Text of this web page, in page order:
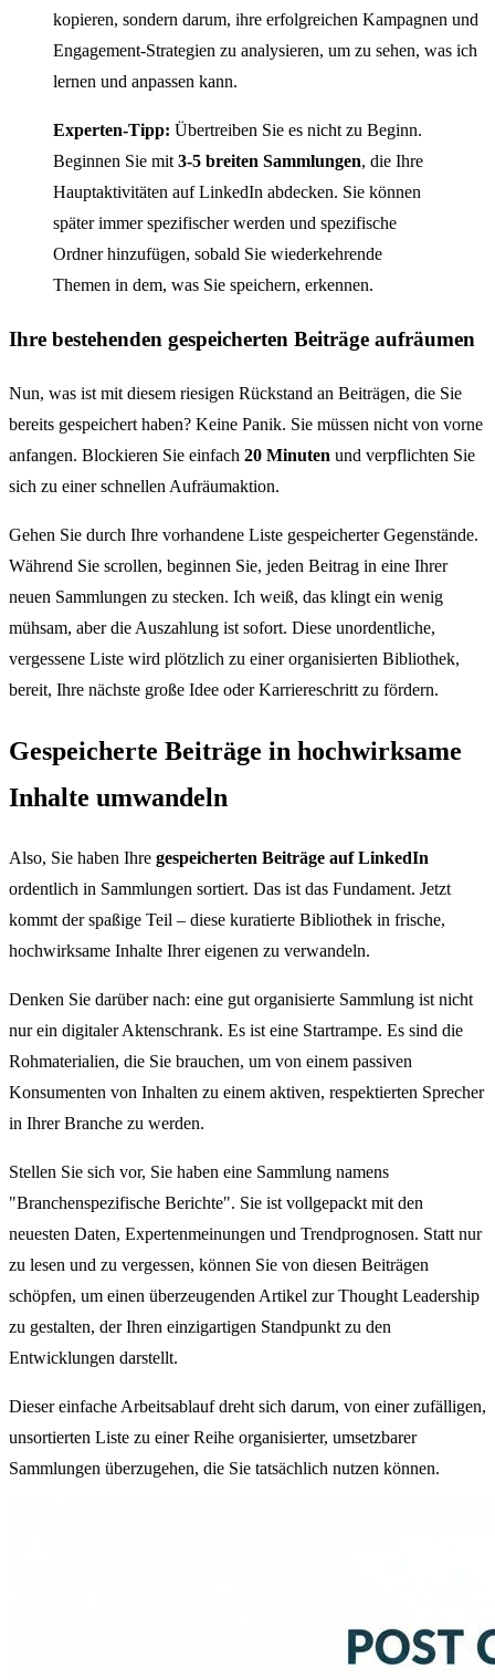
kopieren, sondern darum, ihre erfolgreichen Kampagnen und
Engagement-Strategien zu analysieren, um zu sehen, was ich
lernen und anpassen kann.
Experten-Tipp: Übertreiben Sie es nicht zu Beginn.
Beginnen Sie mit3-5 breiten Sammlungen, die Ihre
Hauptaktivitäten auf LinkedIn abdecken. Sie können
später immer spezifischer werden und spezifische
Ordner hinzufügen, sobald Sie wiederkehrende
Themen in dem, was Sie speichern, erkennen.
Ihre bestehenden gespeicherten Beiträge aufräumen
Nun, was ist mit diesem riesigen Rückstand an Beiträgen, die Sie
bereits gespeichert haben? Keine Panik. Sie müssen nicht von vorne
anfangen. Blockieren Sie einfach 20 Minuten und verpflichten Sie
sich zu einer schnellen Aufräumaktion.
Gehen Sie durch Ihre vorhandene Liste gespeicherter Gegenstände.
Während Sie scrollen, beginnen Sie, jeden Beitrag in eine Ihrer
neuen Sammlungen zu stecken. Ich weiß, das klingt ein wenig
mühsam, aber die Auszahlung ist sofort. Diese unordentliche,
vergessene Liste wird plötzlich zu einer organisierten Bibliothek,
bereit, Ihre nächste große Idee oder Karriereschritt zu fördern.
Gespeicherte Beiträge in hochwirksame
Inhalte umwandeln
Also, Sie haben Ihre gespeicherten Beiträge auf LinkedIn
ordentlich in Sammlungen sortiert. Das ist das Fundament. Jetzt
kommt der spaßige Teil – diese kuratierte Bibliothek in frische,
hochwirksame Inhalte Ihrer eigenen zu verwandeln.
Denken Sie darüber nach: eine gut organisierte Sammlung ist nicht
nur ein digitaler Aktenschrank. Es ist eine Startrampe. Es sind die
Rohmaterialien, die Sie brauchen, um von einem passiven
Konsumenten von Inhalten zu einem aktiven, respektierten Sprecher
in Ihrer Branche zu werden.
Stellen Sie sich vor, Sie haben eine Sammlung namens
"Branchenspezifische Berichte". Sie ist vollgepackt mit den
neuesten Daten, Expertenmeinungen und Trendprognosen. Statt nur
zu lesen und zu vergessen, können Sie von diesen Beiträgen
schöpfen, um einen überzeugenden Artikel zur Thought Leadership
zu gestalten, der Ihren einzigartigen Standpunkt zu den
Entwicklungen darstellt.
Dieser einfache Arbeitsablauf dreht sich darum, von einer zufälligen,
unsortierten Liste zu einer Reihe organisierter, umsetzbarer
Sammlungen überzugehen, die Sie tatsächlich nutzen können.